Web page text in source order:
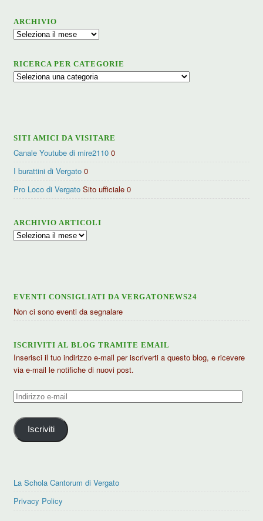
ARCHIVIO
Archivio
RICERCA PER CATEGORIE
Ricerca
SITI AMICI DA VISITARE
Canale Youtube di mire2110 0
I burattini di Vergato 0
Pro Loco di Vergato Sito ufficiale 0
ARCHIVIO ARTICOLI
Archivio
EVENTI CONSIGLIATI DA VERGATONEWS24
Non ci sono eventi da segnalare
ISCRIVITI AL BLOG TRAMITE EMAIL
Inserisci il tuo indirizzo e-mail per iscriverti a questo blog, e ricevere
via e-mail le notifiche di nuovi post.
Indirizzo
mail
Iscriviti
La Schola Cantorum di Vergato
Privacy Policy